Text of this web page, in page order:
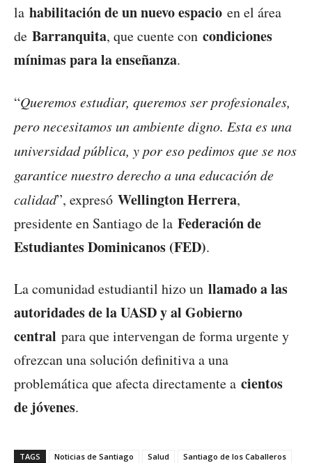
la habilitación de un nuevo espacio en el área
de Barranquita, que cuente con condiciones
mínimas para la enseñanza.
“Queremos estudiar, queremos ser profesionales,
pero necesitamos un ambiente digno. Esta es una
universidad pública, y por eso pedimos que se nos
garantice nuestro derecho a una educación de
calidad”, expresó Wellington Herrera,
presidente en Santiago de la Federación de
Estudiantes Dominicanos (FED).
La comunidad estudiantil hizo un llamado a las
autoridades de la UASD y al Gobierno
central para que intervengan de forma urgente y
ofrezcan una solución definitiva a una
problemática que afecta directamente a cientos
de jóvenes.
TAGS Noticias de Santiago Salud Santiago de los Caballeros